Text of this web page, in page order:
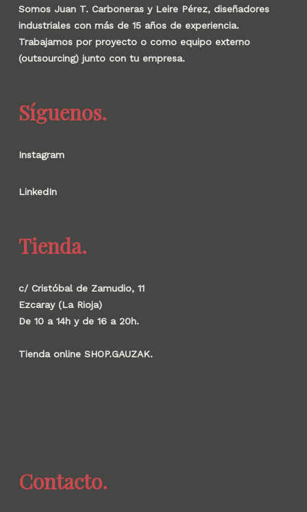
Somos Juan T. Carboneras y Leire Pérez, diseñadores
industriales con más de 15 años de experiencia.
Trabajamos por proyecto o como equipo externo
(outsourcing) junto con tu empresa.
Síguenos.
Instagram
LinkedIn
Tienda.
c/ Cristóbal de Zamudio, 11
Ezcaray (La Rioja)
De 10 a 14h y de 16 a 20h.
Tienda online SHOP.GAUZAK.
Contacto.